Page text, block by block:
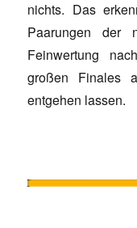
nichts. Das
Paarungen der
Feinwertung
großen Finales
entgehen lassen.